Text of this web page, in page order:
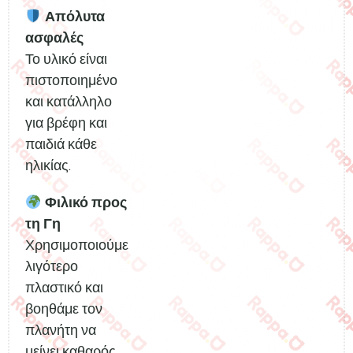
Απόλυτα
ασφαλές
Το υλικό είναι
πιστοποιημένο
και κατάλληλο
για βρέφη και
παιδιά κάθε
ηλικίας.
Φιλικό προς
τη Γη
Χρησιμοποιούμε
λιγότερο
πλαστικό και
βοηθάμε τον
πλανήτη να